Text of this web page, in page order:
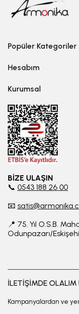
Popüler Kategoriler
Hesabım
Kurumsal
BİZE ULAŞIN
📞 0543 188 26 00
📧
📍 75. Yıl O.S.B.
Odunpazarı/
İLETİŞİMDE OLALIM !
Kampanyalardan ve